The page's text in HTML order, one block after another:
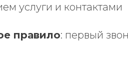
услуги и контактами
правило: первый